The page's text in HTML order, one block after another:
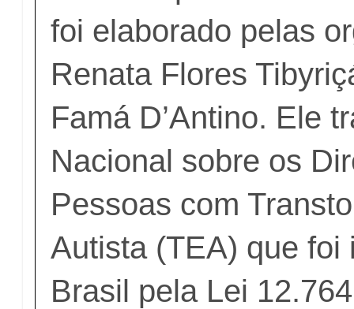
foi elaborado pelas
Renata Flores
Famá D’Antino. Ele
Nacional sobre os
Pessoas com
Autista (TEA) que foi
Brasil pela Lei